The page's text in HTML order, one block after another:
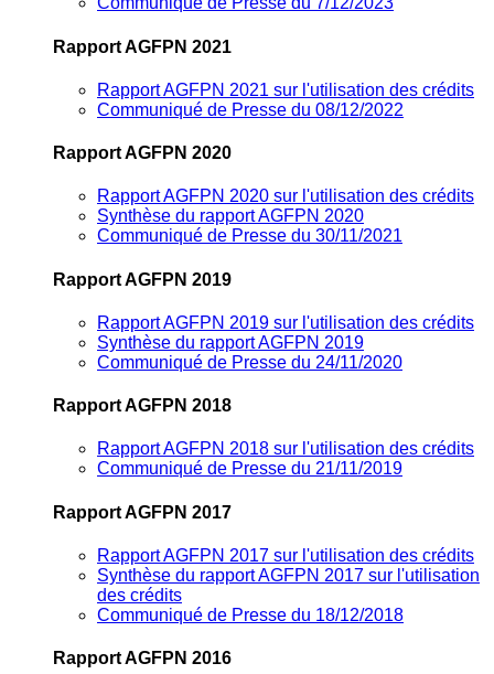
Rapport AGFPN 2021
Rapport AGFPN 2021 sur l'utilisation des crédits
Communiqué de Presse du 08/12/2022
Rapport AGFPN 2020
Rapport AGFPN 2020 sur l'utilisation des crédits
Synthèse du rapport AGFPN 2020
Communiqué de Presse du 30/11/2021
Rapport AGFPN 2019
Rapport AGFPN 2019 sur l'utilisation des crédits
Synthèse du rapport AGFPN 2019
Communiqué de Presse du 24/11/2020
Rapport AGFPN 2018
Rapport AGFPN 2018 sur l'utilisation des crédits
Communiqué de Presse du 21/11/2019
Rapport AGFPN 2017
Rapport AGFPN 2017 sur l'utilisation des crédits
Synthèse du rapport AGFPN 2017 sur l'utilisation
des crédits
Communiqué de Presse du 18/12/2018
Rapport AGFPN 2016